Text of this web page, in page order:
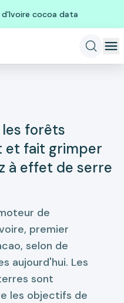
cocoa data
forêts
et fait grimper
à effet de serre
de
premier
selon de
aujourd'hui. Les
sont
les objectifs de